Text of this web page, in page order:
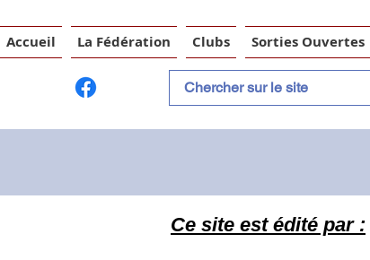
Accueil La Fédération Clubs Sorties Ouvertes
Ce site est édité par :